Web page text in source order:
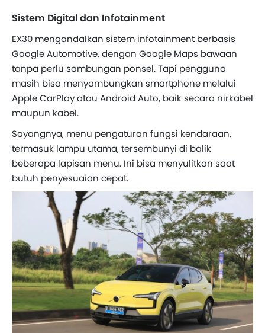
Sistem Digital dan Infotainment
EX30 mengandalkan sistem infotainment berbasis
Google Automotive, dengan Google Maps bawaan
tanpa perlu sambungan ponsel. Tapi pengguna
masih bisa menyambungkan smartphone melalui
Apple CarPlay atau Android Auto, baik secara nirkabel
maupun kabel.
Sayangnya, menu pengaturan fungsi kendaraan,
termasuk lampu utama, tersembunyi di balik
beberapa lapisan menu. Ini bisa menyulitkan saat
butuh penyesuaian cepat.